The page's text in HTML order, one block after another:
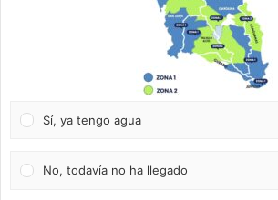
Sí, ya tengo agua
No, todavía no ha llegado